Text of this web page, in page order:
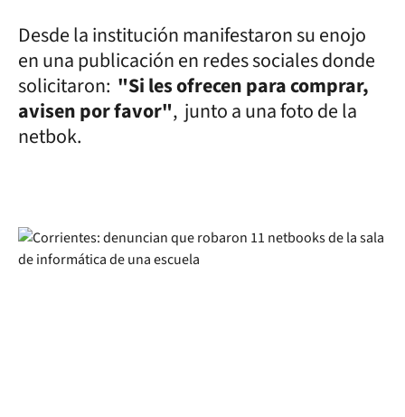
Desde la institución manifestaron su enojo
en una publicación en redes sociales donde
solicitaron: "Si les ofrecen para comprar,
avisen por favor", junto a una foto de la
netbok.